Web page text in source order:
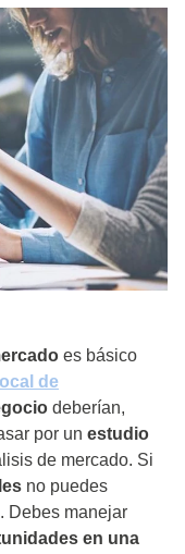
es básico
de
deberían,
por un estudio
de mercado. Si
no puedes
Debes manejar
en una